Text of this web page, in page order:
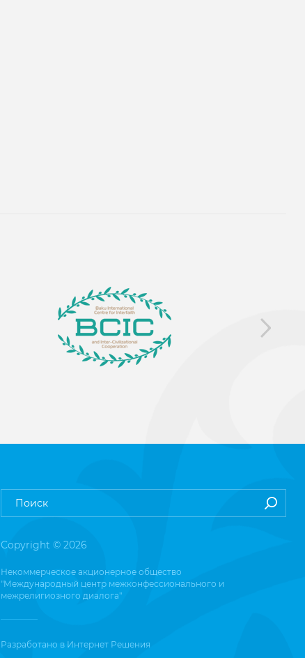
Copyright © 2026
Некоммерческое акционерное общество
"Международный центр межконфессионального и
межрелигиозного диалога"
Разработано в Интернет Решения